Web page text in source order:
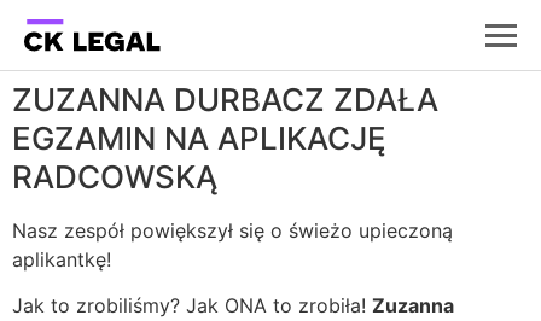
ZUZANNA DURBACZ ZDAŁA
EGZAMIN NA APLIKACJĘ
RADCOWSKĄ
Nasz zespół powiększył się o świeżo upieczoną
aplikantkę!
Jak to zrobiliśmy? Jak ONA to zrobiła! Zuzanna